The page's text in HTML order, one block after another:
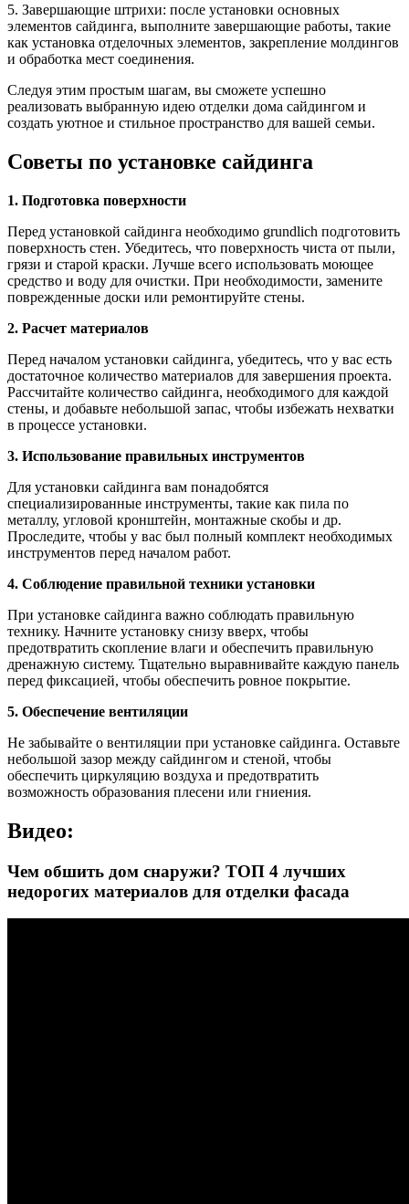
5. Завершающие штрихи: после установки основных
элементов сайдинга, выполните завершающие работы, такие
как установка отделочных элементов, закрепление молдингов
и обработка мест соединения.
Следуя этим простым шагам, вы сможете успешно
реализовать выбранную идею отделки дома сайдингом и
создать уютное и стильное пространство для вашей семьи.
Советы по установке сайдинга
1. Подготовка поверхности
Перед установкой сайдинга необходимо grundlich подготовить
поверхность стен. Убедитесь, что поверхность чиста от пыли,
грязи и старой краски. Лучше всего использовать моющее
средство и воду для очистки. При необходимости, замените
поврежденные доски или ремонтируйте стены.
2. Расчет материалов
Перед началом установки сайдинга, убедитесь, что у вас есть
достаточное количество материалов для завершения проекта.
Рассчитайте количество сайдинга, необходимого для каждой
стены, и добавьте небольшой запас, чтобы избежать нехватки
в процессе установки.
3. Использование правильных инструментов
Для установки сайдинга вам понадобятся
специализированные инструменты, такие как пила по
металлу, угловой кронштейн, монтажные скобы и др.
Проследите, чтобы у вас был полный комплект необходимых
инструментов перед началом работ.
4. Соблюдение правильной техники установки
При установке сайдинга важно соблюдать правильную
технику. Начните установку снизу вверх, чтобы
предотвратить скопление влаги и обеспечить правильную
дренажную систему. Тщательно выравнивайте каждую панель
перед фиксацией, чтобы обеспечить ровное покрытие.
5. Обеспечение вентиляции
Не забывайте о вентиляции при установке сайдинга. Оставьте
небольшой зазор между сайдингом и стеной, чтобы
обеспечить циркуляцию воздуха и предотвратить
возможность образования плесени или гниения.
Видео:
Чем обшить дом снаружи? ТОП 4 лучших
недорогих материалов для отделки фасада